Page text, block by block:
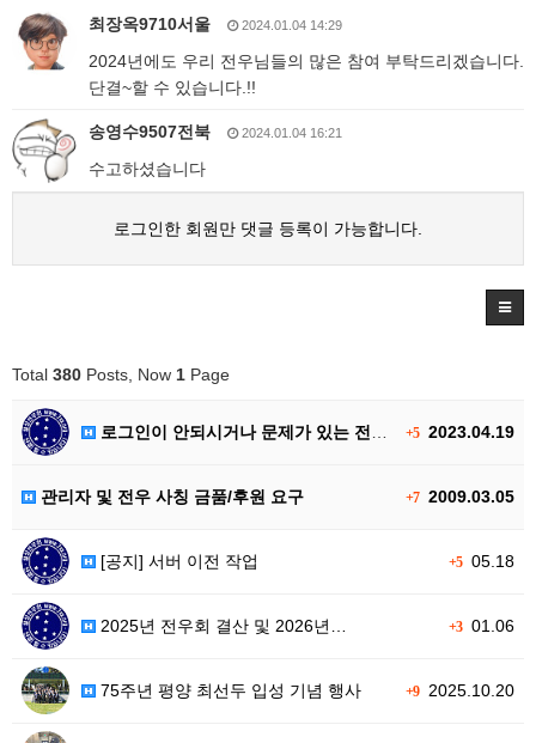
최장옥9710서울 2024.01.04 14:29
2024년에도 우리 전우님들의 많은 참여 부탁드리겠습니다.
단결~할 수 있습니다.!!
송영수9507전북 2024.01.04 16:21
수고하셨습니다
로그인한 회원만 댓글 등록이 가능합니다.
Total 380 Posts, Now 1 Page
+52023.04.19
로그인이 안되시거나 문제가 있는 전우…
+72009.03.05
관리자 및 전우 사칭 금품/후원 요구
+505.18
[공지] 서버 이전 작업
+301.06
2025년 전우회 결산 및 2026년…
+92025.10.20
75주년 평양 최선두 입성 기념 행사